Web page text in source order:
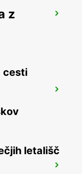
z
cesti
letališč